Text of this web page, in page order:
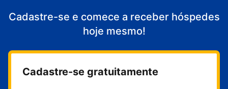
Cadastre-se e comece a receber hóspedes
hoje mesmo!
Cadastre-se gratuitamente